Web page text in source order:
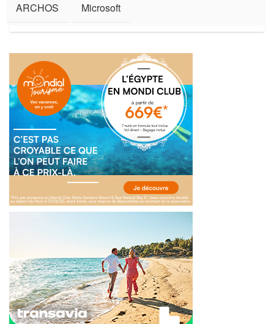
ARCHOS Microsoft